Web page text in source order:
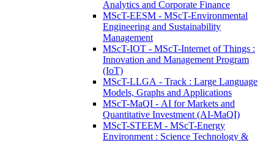
Analytics and Corporate Finance
MScT-EESM - MScT-Environmental
Engineering and Sustainability
Management
MScT-IOT - MScT-Internet of Things :
Innovation and Management Program
(IoT)
MScT-LLGA - Track : Large Language
Models, Graphs and Applications
MScT-MaQI - AI for Markets and
Quantitative Investment (AI-MaQI)
MScT-STEEM - MScT-Energy
Environment : Science Technology &